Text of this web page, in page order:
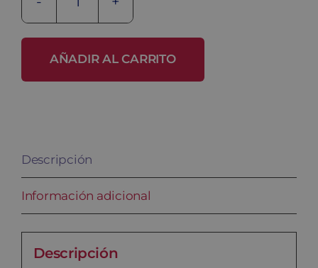
Taquilla
acero
cantidad
AÑADIR AL CARRITO
Descripción
Información adicional
Descripción